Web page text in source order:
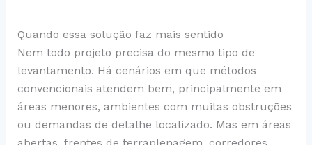
Quando essa solução faz mais sentido
Nem todo projeto precisa do mesmo tipo de
levantamento. Há cenários em que métodos
convencionais atendem bem, principalmente em
áreas menores, ambientes com muitas obstruções
ou demandas de detalhe localizado. Mas em áreas